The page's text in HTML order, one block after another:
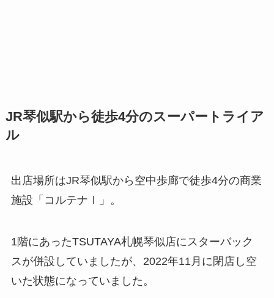
JR琴似駅から徒歩4分のスーパートライア
ル
出店場所はJR琴似駅から空中歩廊で徒歩4分の商業
施設「コルテナⅠ」。
1階にあったTSUTAYA札幌琴似店にスターバック
スが併設していましたが、2022年11月に閉店し空
いた状態になっていました。